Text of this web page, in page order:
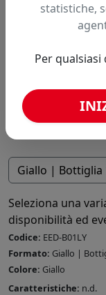
Giallo | Bottiglia
Seleziona una
disponibilità ed
Codice: EED-B01LY
Formato: Giallo |
Colore: Giallo
Caratteristiche: n.d.
statistiche,
Per